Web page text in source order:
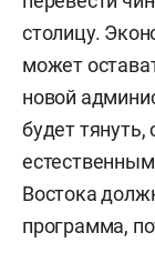
столицу.
может
новой
будет тянуть,
Востока
программа,